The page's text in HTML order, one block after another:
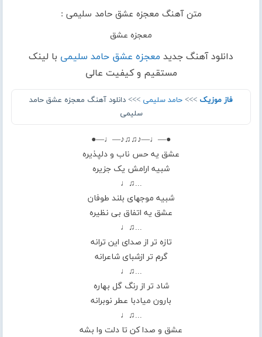
متن آهنگ معجزه عشق حامد سلیمی :
معجزه عشق
دانلود آهنگ جدید معجزه عشق حامد سلیمی با لینک
مستقیم و کیفیت عالی
فاز موزیک >>> حامد سلیمی >>> دانلود آهنگ معجزه عشق حامد
سلیمی
●—♩—♪♫♫♪—♩—●
عشق یه حس ناب و دلپذیره
شبیه ارامش یک جزیره
...♫♩
شبیه موجهای بلند طوفان
عشق یه اتفاق بی نظیره
...♫♩
تازه تر از صدای این ترانه
گرم تر ازشبای شاعرانه
...♫♩
شاد تر از رنگ گل بهاره
بارون میادبا عطر نوبرانه
...♫♩
عشق و صدا کن تا دلت وا بشه